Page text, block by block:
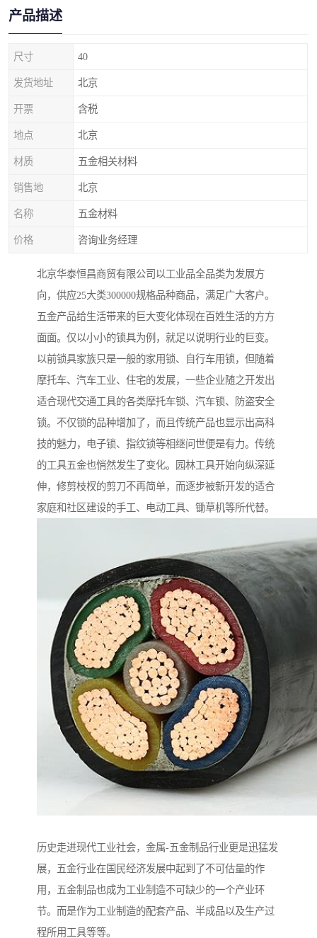
产品描述
尺寸 40
发货地址 北京
开票 含税
地点 北京
材质 五金相关材料
销售地 北京
名称 五金材料
价格 咨询业务经理
北京华泰恒昌商贸有限公司以工业品全品类为发展方
向，供应25大类300000规格品种商品，满足广大客户。
五金产品给生活带来的巨大变化体现在百姓生活的方方
面面。仅以小小的锁具为例，就足以说明行业的巨变。
以前锁具家族只是一般的家用锁、自行车用锁，但随着
摩托车、汽车工业、住宅的发展，一些企业随之开发出
适合现代交通工具的各类摩托车锁、汽车锁、防盗安全
锁。不仅锁的品种增加了，而且传统产品也显示出高科
技的魅力，电子锁、指纹锁等相继问世便是有力。传统
的工具五金也悄然发生了变化。园林工具开始向纵深延
伸，修剪枝杈的剪刀不再简单，而逐步被新开发的适合
家庭和社区建设的手工、电动工具、锄草机等所代替。
历史走进现代工业社会，金属-五金制品行业更是迅猛发
展，五金行业在国民经济发展中起到了不可估量的作
用，五金制品也成为工业制造不可缺少的一个产业环
节。而是作为工业制造的配套产品、半成品以及生产过
程所用工具等等。